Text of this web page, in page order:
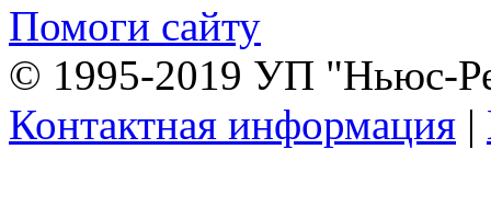
Помоги сайту
© 1995-2019 УП "Ньюс-
Контактная информация |